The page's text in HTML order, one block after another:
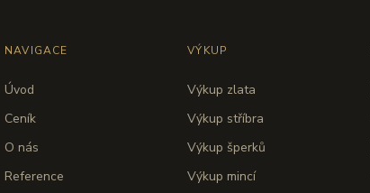
NAVIGACE
Úvod
Ceník
O nás
Reference
VÝKUP
Výkup zlata
Výkup stříbra
Výkup šperků
Výkup mincí